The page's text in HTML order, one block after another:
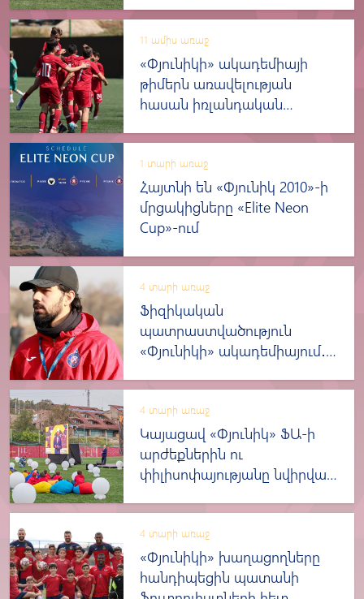
բուժում ստացող
երեխաներին
11 ամիս առաջ
«Փյունիկի» ակադեմիայի
թիմերն առավելության
հասան իռլանդական
պատանիների նկատմամբ
1 տարի առաջ
Հայտնի են «Փյունիկ 2010»-ի
մրցակիցները «Elite Neon
Cup»-ում
4 տարի առաջ
Ֆիզիկական
պատրաստվածություն
«Փյունիկի» ակադեմիայում․
համակարգող Հայկ
Ոսկանյանը
4 տարի առաջ
Կայացավ «Փյունիկ» ՖԱ-ի
արժեքներին ու
փիլիսոփայությանը նվիրված
4 տարի առաջ
«Փյունիկի» խաղացողները
հանդիպեցին պատանի